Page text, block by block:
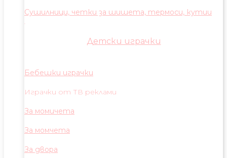
Сушилници, четки за шишета, термоси, кутии
Детски играчки
Бебешки играчки
Играчки от ТВ реклами
За момичета
За момчета
За двора